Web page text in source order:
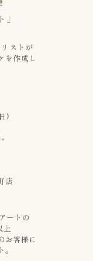
ストが
を作成し
)
店
ートの
上
お客様に